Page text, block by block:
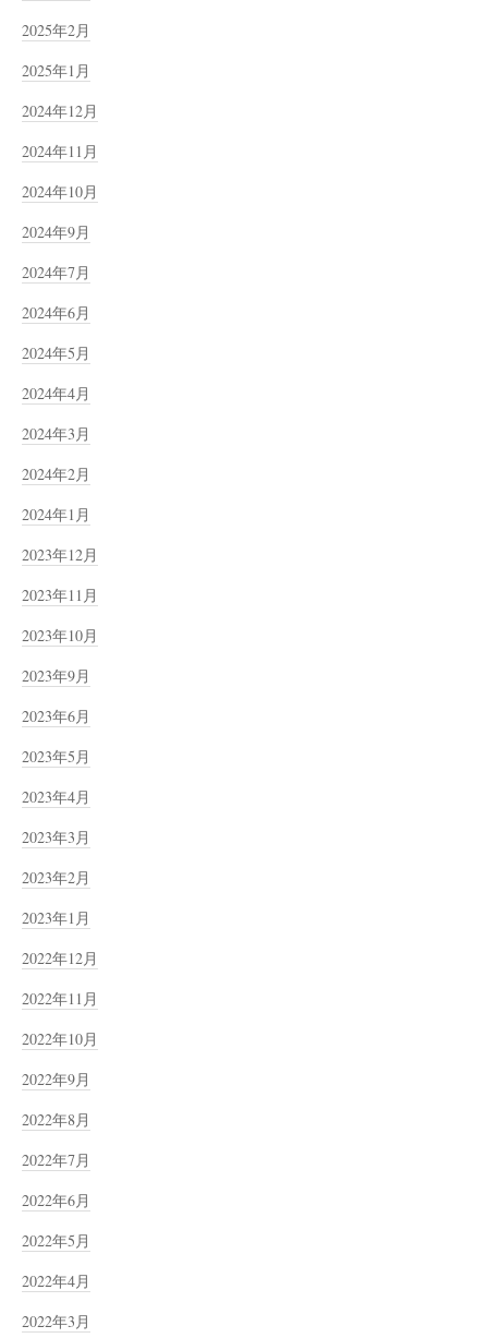
2025年2月
2025年1月
2024年12月
2024年11月
2024年10月
2024年9月
2024年7月
2024年6月
2024年5月
2024年4月
2024年3月
2024年2月
2024年1月
2023年12月
2023年11月
2023年10月
2023年9月
2023年6月
2023年5月
2023年4月
2023年3月
2023年2月
2023年1月
2022年12月
2022年11月
2022年10月
2022年9月
2022年8月
2022年7月
2022年6月
2022年5月
2022年4月
2022年3月